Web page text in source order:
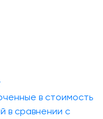
в стоимость
в сравнении с